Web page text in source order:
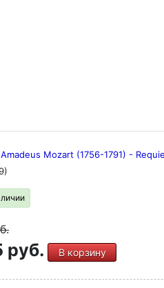
Mozart (1756-1791) -
руб. В корзину